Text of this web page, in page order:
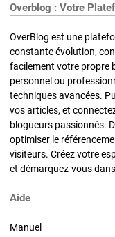
Overblog : Votre
OverBlog est une
constante évolution,
facilement votre propre
personnel ou
techniques avancées.
vos articles, et
blogueurs passionnés.
optimiser le
visiteurs. Créez votre
et démarquez-vous
Aide
Manuel